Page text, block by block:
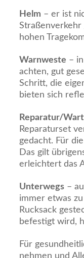
Helm – er ist
hohen
Warnweste –
achten, gut
Schritt, die
bieten sich
Reparatur/
Reparaturset
gedacht. Für
Das gilt
erleichtert das
Unterwegs –
immer etwas
Rucksack
befestigt wird,
Für
nehmen und